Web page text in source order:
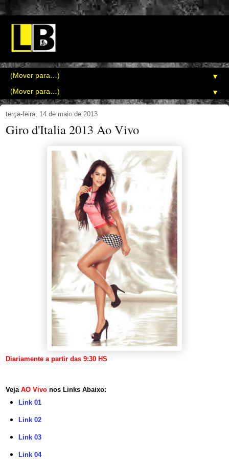
▼
▼
terça-feira, 14 de maio de 2013
Giro d'Italia 2013 Ao Vivo
Diariamente a partir das 9:30 HS
Veja AO Vivo nos Links Abaixo:
Link 01
Link 02
Link 03
Link 04